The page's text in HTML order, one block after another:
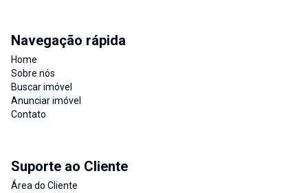
Navegação rápida
Home
Sobre nós
Buscar imóvel
Anunciar imóvel
Contato
Suporte ao Cliente
Área do Cliente